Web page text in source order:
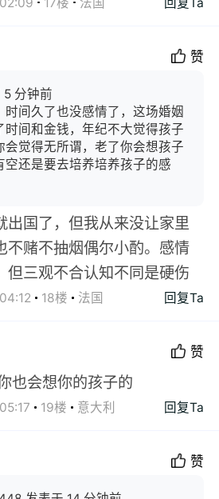
赞
5 分钟前
时间久了也没感情了，这场婚姻
时间和金钱，年纪不大觉得孩子
会觉得无所谓，老了你会想孩子
空还是要去培养培养孩子的感
出国了，但我从来没让家里
不赌不抽烟偶尔小酌。感情
但三观不合认知不同是硬伤
18楼 法国 回复Ta
赞
也会想你的孩子的
19楼 意大利 回复Ta
赞